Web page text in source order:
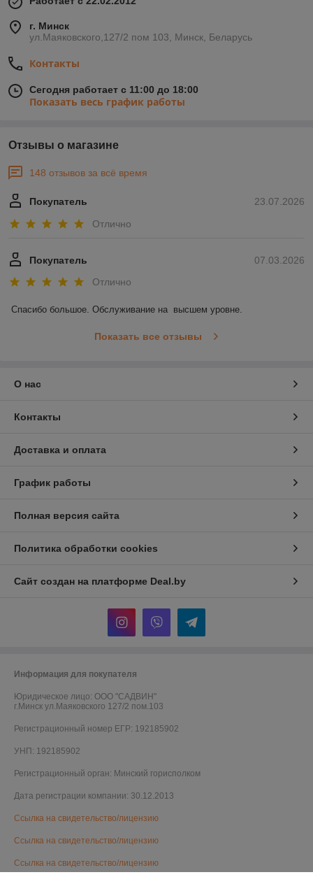
г. Минск
ул.Маяковского,127/2 пом 103, Минск, Беларусь
Контакты
Сегодня работает с 11:00 до 18:00
Показать весь график работы
Отзывы о магазине
148 отзывов за всё время
23.07.2026
Покупатель
Отлично
07.03.2026
Покупатель
Отлично
Спасибо большое. Обслуживание на  высшем уровне.
Показать все отзывы
О нас
Контакты
Доставка и оплата
График работы
Полная версия сайта
Политика обработки cookies
Сайт создан на платформе Deal.by
Информация для покупателя
Юридическое лицо: ООО "САДВИН"
г.Минск ул.Маяковского 127/2 пом.103
Регистрационный номер ЕГР: 192185902
УНП: 192185902
Регистрационный орган: Минский горисполком
Дата регистрации компании: 30.12.2013
Ссылка на свидетельство/лицензию
Ссылка на свидетельство/лицензию
Ссылка на свидетельство/лицензию